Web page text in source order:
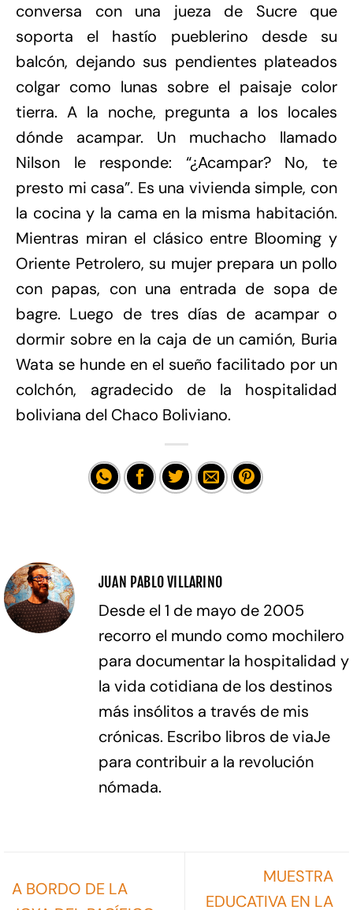
conversa con una jueza de Sucre que
soporta el hastío pueblerino desde su
balcón, dejando sus pendientes plateados
colgar como lunas sobre el paisaje color
tierra. A la noche, pregunta a los locales
dónde acampar. Un muchacho llamado
Nilson le responde: “¿Acampar? No, te
presto mi casa”. Es una vivienda simple, con
la cocina y la cama en la misma habitación.
Mientras miran el clásico entre Blooming y
Oriente Petrolero, su mujer prepara un pollo
con papas, con una entrada de sopa de
bagre. Luego de tres días de acampar o
dormir sobre en la caja de un camión, Buria
Wata se hunde en el sueño facilitado por un
colchón, agradecido de la hospitalidad
boliviana del Chaco Boliviano.
JUAN PABLO VILLARINO
Desde el 1 de mayo de 2005
recorro el mundo como mochilero
para documentar la hospitalidad y
la vida cotidiana de los destinos
más insólitos a través de mis
crónicas. Escribo libros de viaJe
para contribuir a la revolución
nómada.
A BORDO DE LA
MUESTRA
EDUCATIVA EN LA